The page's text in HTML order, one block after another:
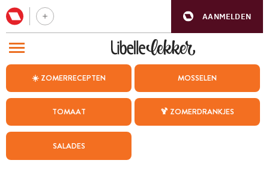
AANMELDEN
☀️ ZOMERRECEPTEN MOSSELEN
TOMAAT 🍹 ZOMERDRANKJES
SALADES
BEZOEK ONZE ANDERE WEBSITES
WEEKMENU
CHAT MET MAIA